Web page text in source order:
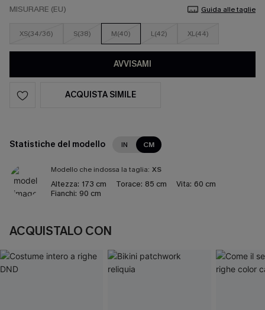
MISURARE (EU) Guida alle taglie
XS(34/36) S(38) M(40) L(42) XL(44)
AVVISAMI
ACQUISTA SIMILE
Statistiche del modello IN CM
Modello che indossa la taglia: XS
Altezza: 173 cm Torace: 85 cm Vita: 60 cm
Fianchi: 90 cm
ACQUISTALO CON